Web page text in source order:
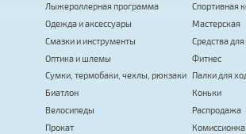
Лыжероллерная программа
Одежда и аксессуары
Смазки и инструменты
Оптика и шлемы
Сумки, термобаки, чехлы, рюкзаки
Биатлон
Велосипеды
Прокат
Спортивная
Мастерская
Средства для
Фитнес
Палки для
Коньки
Распродажа
Комиссионка